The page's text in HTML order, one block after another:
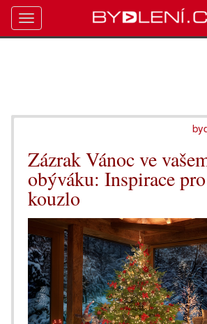
Zázrak Vánoc ve
obýváku: Inspirace
kouzlo
Toggle
navigation